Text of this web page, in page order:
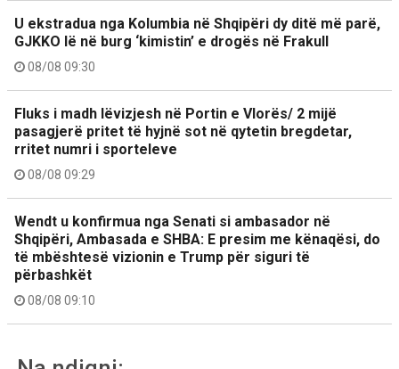
U ekstradua nga Kolumbia në Shqipëri dy ditë më parë,
GJKKO lë në burg ‘kimistin’ e drogës në Frakull
08/08 09:30
Fluks i madh lëvizjesh në Portin e Vlorës/ 2 mijë
pasagjerë pritet të hyjnë sot në qytetin bregdetar,
rritet numri i sporteleve
08/08 09:29
Wendt u konfirmua nga Senati si ambasador në
Shqipëri, Ambasada e SHBA: E presim me kënaqësi, do
të mbështesë vizionin e Trump për siguri të
përbashkët
08/08 09:10